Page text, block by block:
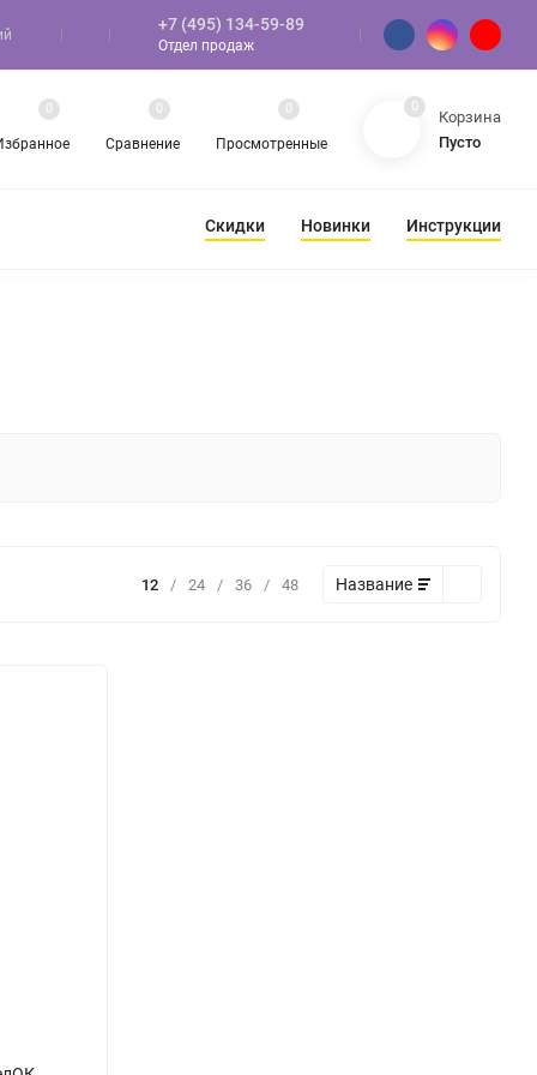
+7 (495) 134-59-89
Отдел продаж
0
Сравнение
0
Просмотренные
0 0
Корзина
Пусто
Скидки Новинки Инструкции
12 / 24 / 36 / 48 Название